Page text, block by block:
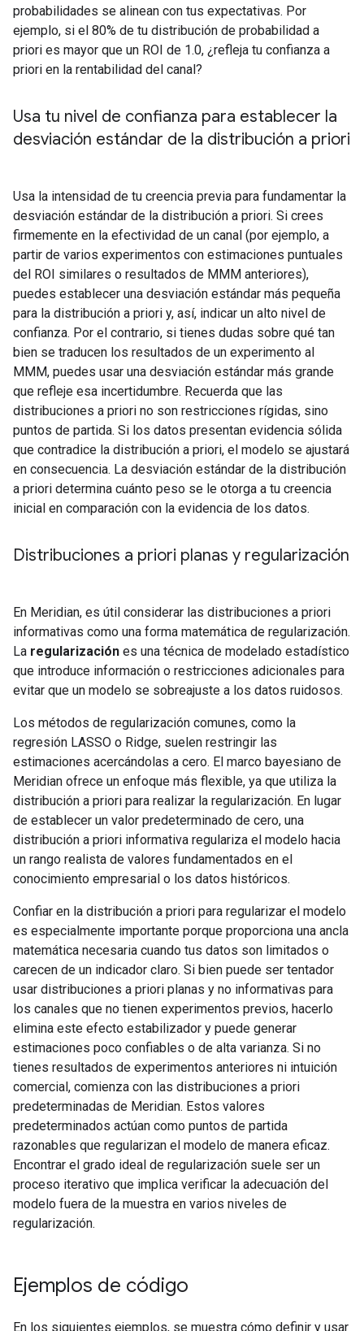
probabilidades se alinean con tus expectativas. Por
ejemplo, si el 80% de tu distribución de probabilidad a
priori es mayor que un ROI de 1.0, ¿refleja tu confianza a
priori en la rentabilidad del canal?
Usa tu nivel de confianza para establecer la
desviación estándar de la distribución a priori
Usa la intensidad de tu creencia previa para fundamentar la
desviación estándar de la distribución a priori. Si crees
firmemente en la efectividad de un canal (por ejemplo, a
partir de varios experimentos con estimaciones puntuales
del ROI similares o resultados de MMM anteriores),
puedes establecer una desviación estándar más pequeña
para la distribución a priori y, así, indicar un alto nivel de
confianza. Por el contrario, si tienes dudas sobre qué tan
bien se traducen los resultados de un experimento al
MMM, puedes usar una desviación estándar más grande
que refleje esa incertidumbre. Recuerda que las
distribuciones a priori no son restricciones rígidas, sino
puntos de partida. Si los datos presentan evidencia sólida
que contradice la distribución a priori, el modelo se ajustará
en consecuencia. La desviación estándar de la distribución
a priori determina cuánto peso se le otorga a tu creencia
inicial en comparación con la evidencia de los datos.
Distribuciones a priori planas y regularización
En Meridian, es útil considerar las distribuciones a priori
informativas como una forma matemática de regularización.
La regularización es una técnica de modelado estadístico
que introduce información o restricciones adicionales para
evitar que un modelo se sobreajuste a los datos ruidosos.
Los métodos de regularización comunes, como la
regresión LASSO o Ridge, suelen restringir las
estimaciones acercándolas a cero. El marco bayesiano de
Meridian ofrece un enfoque más flexible, ya que utiliza la
distribución a priori para realizar la regularización. En lugar
de establecer un valor predeterminado de cero, una
distribución a priori informativa regulariza el modelo hacia
un rango realista de valores fundamentados en el
conocimiento empresarial o los datos históricos.
Confiar en la distribución a priori para regularizar el modelo
es especialmente importante porque proporciona una ancla
matemática necesaria cuando tus datos son limitados o
carecen de un indicador claro. Si bien puede ser tentador
usar distribuciones a priori planas y no informativas para
los canales que no tienen experimentos previos, hacerlo
elimina este efecto estabilizador y puede generar
estimaciones poco confiables o de alta varianza. Si no
tienes resultados de experimentos anteriores ni intuición
comercial, comienza con las distribuciones a priori
predeterminadas de Meridian. Estos valores
predeterminados actúan como puntos de partida
razonables que regularizan el modelo de manera eficaz.
Encontrar el grado ideal de regularización suele ser un
proceso iterativo que implica verificar la adecuación del
modelo fuera de la muestra en varios niveles de
regularización.
Ejemplos de código
En los siguientes ejemplos, se muestra cómo definir y usar